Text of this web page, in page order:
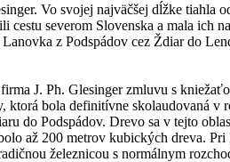
Vo svojej najväčšej dĺžke tiahla
severom Slovenska a mala ich
z Podspádov cez Ždiar do
J. Ph. Glesinger zmluvu s
ktorá bola definitívne skolaudovaná
do Podspádov. Drevo sa v tejto
až 200 metrov kubických dreva.
železnicou s normálnym